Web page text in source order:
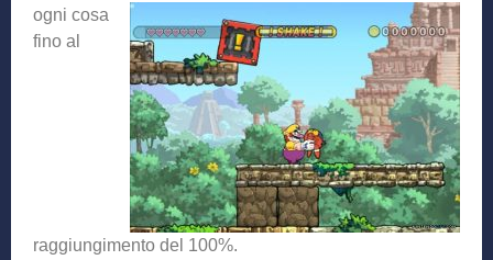
ogni cosa
fino al
raggiungimento del 100%.